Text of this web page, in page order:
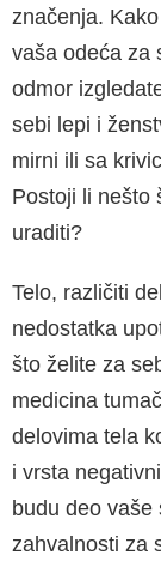
značenja.
vaša odeća za
odmor
sebi lepi i
mirni ili sa
Postoji li nešto
uraditi?
Telo, različiti
nedostatka
što želite za
medicina
delovima tela
i vrsta
budu deo
zahvalnosti za